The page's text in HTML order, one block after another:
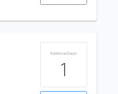
Ketersediaan
1